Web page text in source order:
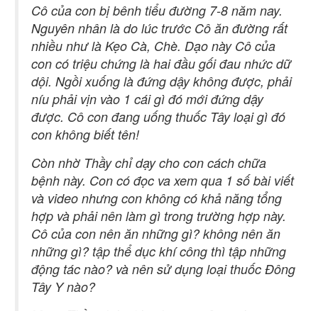
Cô của con bị bênh tiểu đường 7-8 năm nay.
Nguyên nhân là do lúc trước Cô ăn đường rất
nhiều như là Kẹo Cà, Chè. Dạo này Cô của
con có triệu chứng là hai đầu gối đau nhức dữ
dội. Ngồi xuống là đứng dậy không được, phải
níu phải vịn vào 1 cái gì đó mới đứng dậy
được. Cô con đang uống thuốc Tây loại gì đó
con không biết tên!
Còn nhờ Thầy chỉ dạy cho con cách chữa
bệnh này. Con có đọc va xem qua 1 số bài viết
và video nhưng con không có khả năng tổng
hợp và phải nên làm gì trong trường hợp này.
Cô của con nên ăn những gì? không nên ăn
những gì? tập thể dục khí công thì tập những
động tác nào? và nên sử dụng loại thuốc Đông
Tây Y nào?